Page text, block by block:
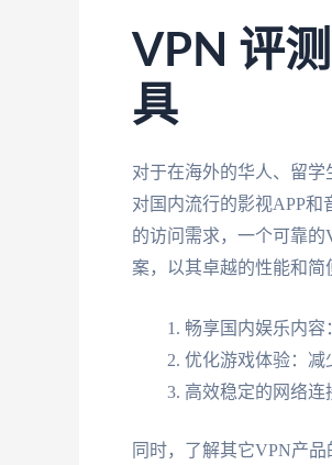
VPN 评
具
对于在海外的华人、留
对国内流行的影视APP
的访问需求，一个可靠
案，以其卓越的性能和简
畅享国内娱乐内容
优化游戏体验：减
高效稳定的网络连
同时，了解其它VPN产